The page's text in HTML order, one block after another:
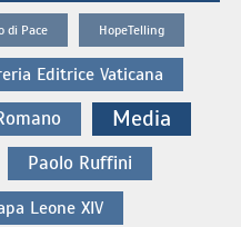
di Pace HopeTelling
Editrice Vaticana
Media
Paolo Ruffini
Leone XIV